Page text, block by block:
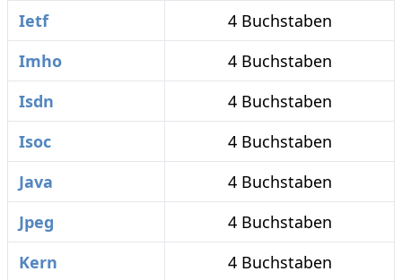
Ietf
4 Buchstaben
Imho
4 Buchstaben
Isdn
4 Buchstaben
Isoc
4 Buchstaben
Java
4 Buchstaben
Jpeg
4 Buchstaben
Kern
4 Buchstaben